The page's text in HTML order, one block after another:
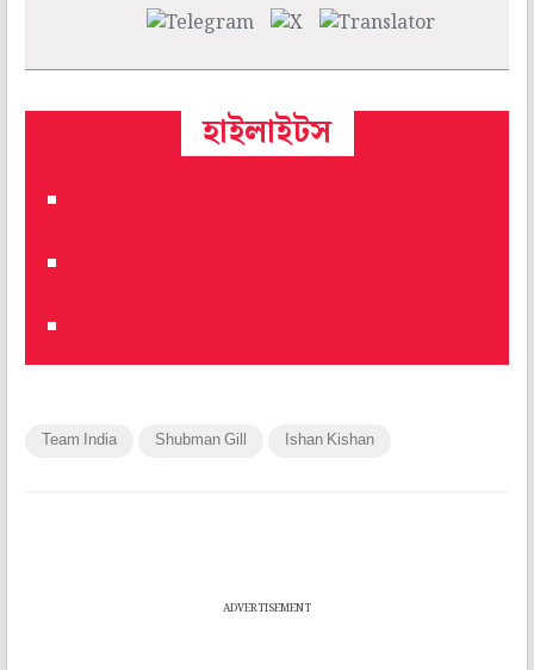
হাইলাইটস
Team India Shubman Gill Ishan Kishan
ADVERTISEMENT